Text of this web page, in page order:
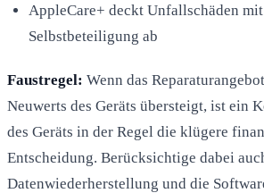
AppleCare+ deckt Unfallschäden
Selbstbeteiligung ab
Faustregel: Wenn das
Neuwerts des Geräts übersteigt, ist ein
des Geräts in der Regel die klügere
Entscheidung. Berücksichtige dabei
Datenwiederherstellung und die